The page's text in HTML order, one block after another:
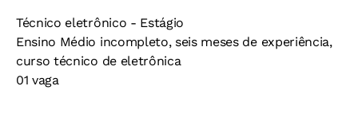
Técnico eletrônico - Estágio
Ensino Médio incompleto, seis meses de experiência,
curso técnico de eletrônica
01 vaga